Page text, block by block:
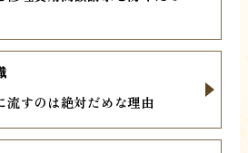
流すのは絶対だめな理由